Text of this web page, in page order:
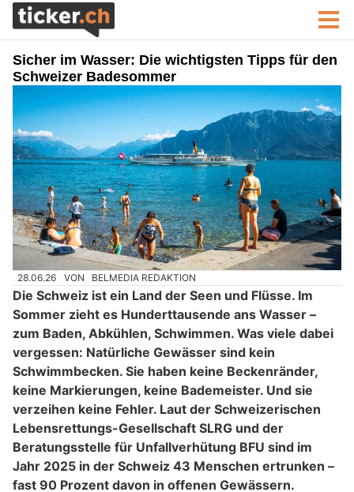
Sicher im Wasser: Die wichtigsten Tipps für den
Schweizer Badesommer
28.06.26 VON BELMEDIA REDAKTION
Die Schweiz ist ein Land der Seen und Flüsse. Im
Sommer zieht es Hunderttausende ans Wasser –
zum Baden, Abkühlen, Schwimmen. Was viele dabei
vergessen: Natürliche Gewässer sind kein
Schwimmbecken. Sie haben keine Beckenränder,
keine Markierungen, keine Bademeister. Und sie
verzeihen keine Fehler. Laut der Schweizerischen
Lebensrettungs-Gesellschaft SLRG und der
Beratungsstelle für Unfallverhütung BFU sind im
Jahr 2025 in der Schweiz 43 Menschen ertrunken –
fast 90 Prozent davon in offenen Gewässern.